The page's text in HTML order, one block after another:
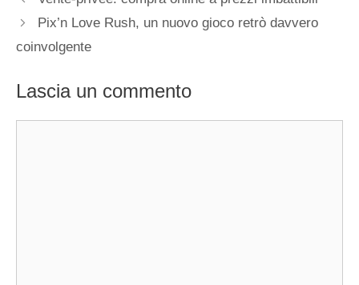
Pix’n Love Rush, un nuovo gioco retrò davvero
coinvolgente
Lascia un commento